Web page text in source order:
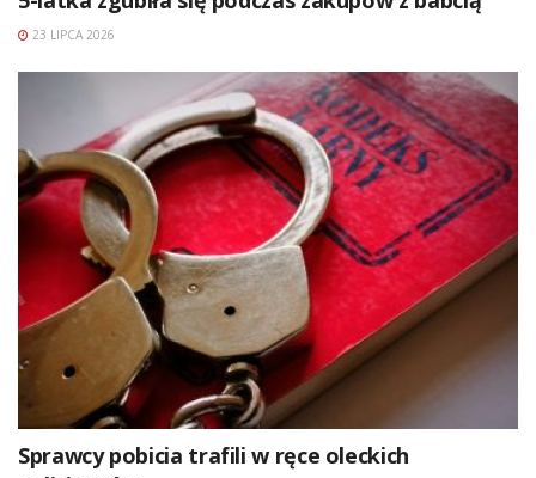
23 LIPCA 2026
Sprawcy pobicia trafili w ręce oleckich